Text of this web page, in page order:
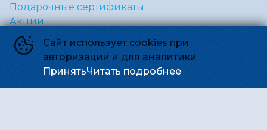
Сайт использует cookies при
авторизации и для аналитики
ПринятьЧитать подробнее
Подарочные сертификаты
Акции
Коллективные походы
Правила и соглашения